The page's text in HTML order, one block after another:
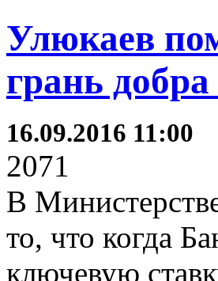
Улюкаев
грань добра
16.09.2016 11:00
2071
В
то, что когда
ключевую